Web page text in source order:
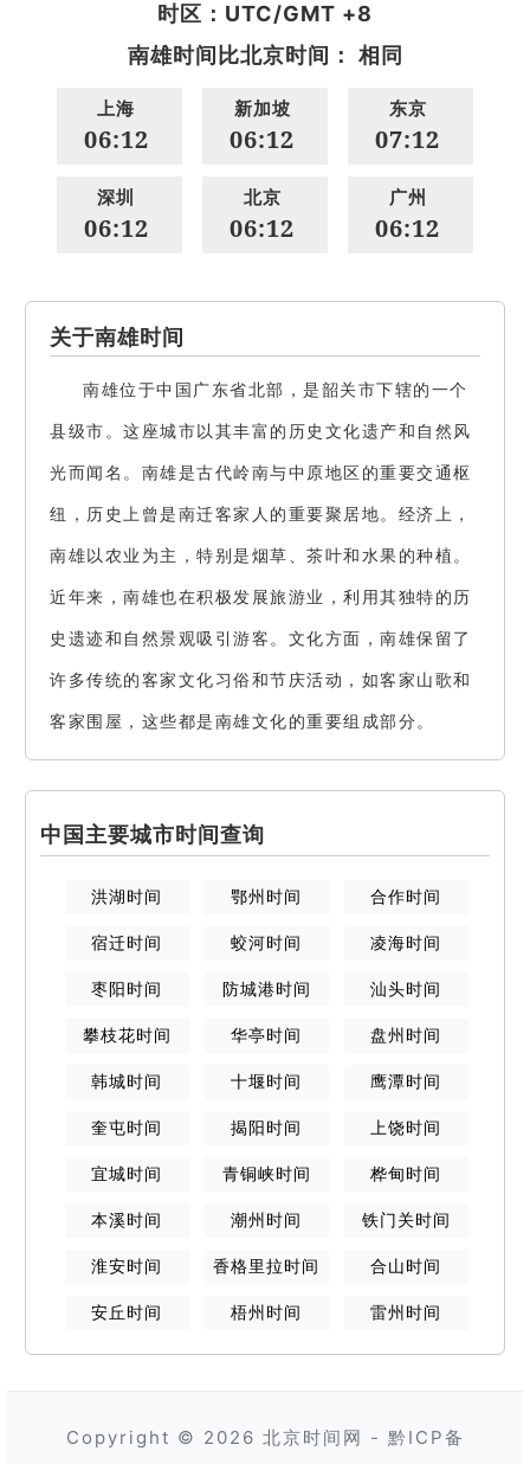
时区：UTC/GMT +8
南雄时间比北京时间： 相同
上海
06:12
新加坡
06:12
东京
07:12
深圳
06:12
北京
06:12
广州
06:12
关于南雄时间
南雄位于中国广东省北部，是韶关市下辖的一个
县级市。这座城市以其丰富的历史文化遗产和自然风
光而闻名。南雄是古代岭南与中原地区的重要交通枢
纽，历史上曾是南迁客家人的重要聚居地。经济上，
南雄以农业为主，特别是烟草、茶叶和水果的种植。
近年来，南雄也在积极发展旅游业，利用其独特的历
史遗迹和自然景观吸引游客。文化方面，南雄保留了
许多传统的客家文化习俗和节庆活动，如客家山歌和
客家围屋，这些都是南雄文化的重要组成部分。
中国主要城市时间查询
洪湖时间 鄂州时间 合作时间
宿迁时间 蛟河时间 凌海时间
枣阳时间 防城港时间 汕头时间
攀枝花时间 华亭时间 盘州时间
韩城时间 十堰时间 鹰潭时间
奎屯时间 揭阳时间 上饶时间
宜城时间 青铜峡时间 桦甸时间
本溪时间 潮州时间 铁门关时间
淮安时间 香格里拉时间 合山时间
安丘时间 梧州时间 雷州时间
Copyright © 2026 北京时间网 - 黔ICP备